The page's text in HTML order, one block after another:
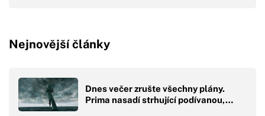
Nejnovější články
Dnes večer zrušte všechny plány.
Prima nasadí strhující podívanou,…